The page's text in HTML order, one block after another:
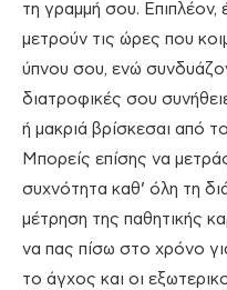
τη γραμμή σου. Επιπλέον,
μετρούν τις ώρες που
ύπνου σου, ενώ
διατροφικές σου
ή μακριά βρίσκεσαι από
Μπορείς επίσης να
συχνότητα καθ’ όλη τη
μέτρηση της παθητικής
να πας πίσω στο χρόνο
το άγχος και οι